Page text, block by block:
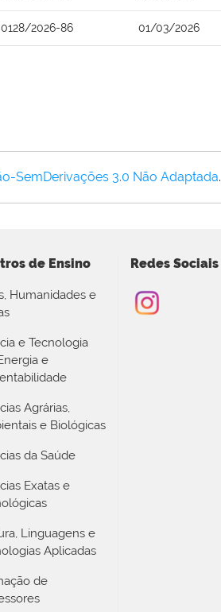
2026-86 01/03/2026
SemDerivações 3.0 Não Adaptada.
de Ensino
Humanidades e
e Tecnologia
e
Agrárias,
e Biológicas
da Saúde
Exatas e
Linguagens e
Aplicadas
de
Redes Sociais